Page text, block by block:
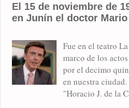
El 15 de noviembre de
en Junín el doctor
Fue en el teatro
marco de los
por el decimo
en nuestra
"Horacio J. de la